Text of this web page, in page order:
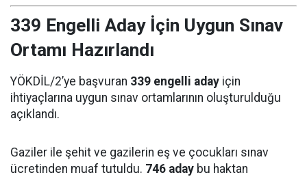
339 Engelli Aday İçin Uygun Sınav
Ortamı Hazırlandı
YÖKDİL/2’ye başvuran 339 engelli aday için
ihtiyaçlarına uygun sınav ortamlarının oluşturulduğu
açıklandı.
Gaziler ile şehit ve gazilerin eş ve çocukları sınav
ücretinden muaf tutuldu. 746 aday bu haktan